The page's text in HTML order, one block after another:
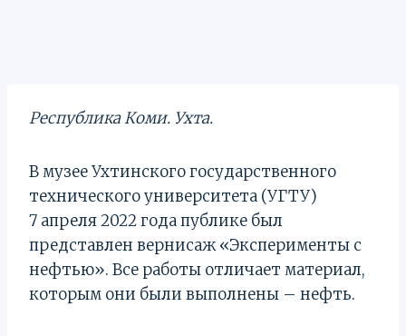
Республика Коми. Ухта.
В музее Ухтинского государственного
технического университета (УГТУ)
7 апреля 2022 года публике был
представлен вернисаж «Эксперименты с
нефтью». Все работы отличает материал,
которым они были выполнены – нефть.